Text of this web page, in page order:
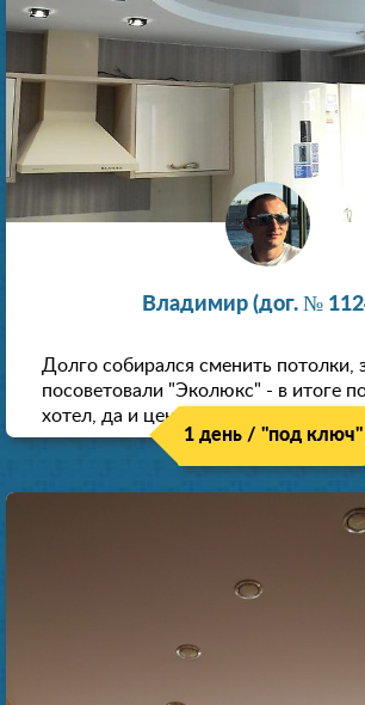
Владимир (дог. №
Долго собирался сменить потолки,
посоветовали "Эколюкс" - в итоге
хотел, да и цена нормальная.
1 день / "под ключ"